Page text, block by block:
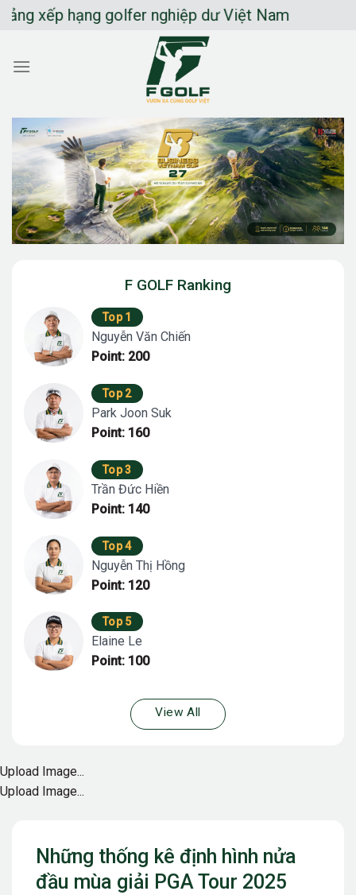
Chuyển
dung
golfer nghiệp dư Việt Nam
Những thống kê định hình nửa
đầu mùa giải PGA Tour 2025
F GOLF Ranking
Top 1
Nguyễn Văn Chiến
Point: 200
Top 2
Park Joon Suk
Point: 160
Top 3
Trần Đức Hiền
Point: 140
Top 4
Nguyễn Thị Hồng
Point: 120
Top 5
Elaine Le
Point: 100
View All
Upload Image...
Upload Image...